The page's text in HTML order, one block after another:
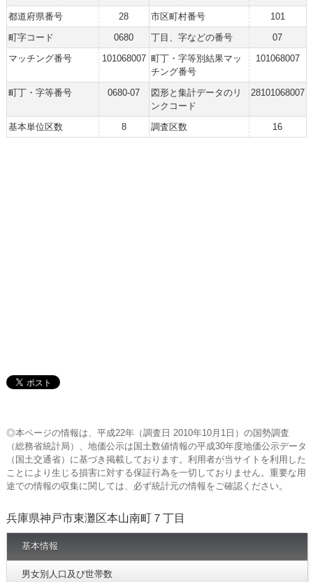
都道府県番号
28 市区町村番号
101
町字コード
0680 丁目、字などの番号
07
マッチング番号
101068007 町丁・字等別結果マッ
チング番号
101068007
町丁・字等番号 0680-07
図形と集計データのリ
ンクコード
28101068007
基本単位区数 8 調査区数 16
◎本ページの情報は、平成22年（調査日 2010年10月1日）の国勢調査
（総務省統計局）、地価公示は国土数値情報の平成30年度地価公示データ
（国土交通省）に基づき掲載しております。利用者が当サイトを利用した
ことにより生じる損害に対する保証行為を一切しておりません。重要な用
途での情報の収集に関しては、必ず統計元の情報をご確認ください。
兵庫県神戸市東灘区本山南町７丁目
基本情報
男女別人口及び世帯数